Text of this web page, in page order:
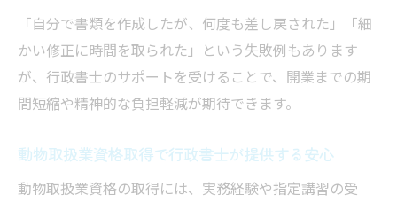
「自分で書類を作成したが、何度も差し戻された」「細
かい修正に時間を取られた」という失敗例もあります
が、行政書士のサポートを受けることで、開業までの期
間短縮や精神的な負担軽減が期待できます。
動物取扱業資格取得で行政書士が提供する安心
動物取扱業資格の取得には、実務経験や指定講習の受